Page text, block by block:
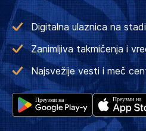
Digitalna ulaznica na
Zanimljiva takmičenja i
Najsvežije vesti i meč